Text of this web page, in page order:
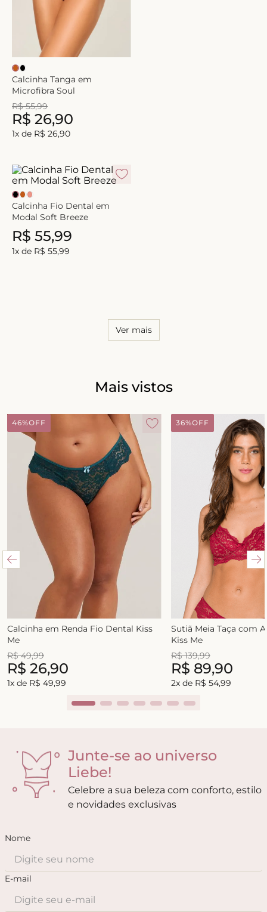
Calcinha Tanga em
Microfibra Soul
R$ 55,99
R$ 26,90
1x de R$ 26,90
Calcinha Fio Dental em
Modal Soft Breeze
R$ 55,99
1x de R$ 55,99
Ver mais
Mais vistos
46%OFF
Calcinha em Renda Fio Dental Kiss
Me
R$ 49,99
R$ 26,90
1x de R$ 49,99
36%OFF
Sutiã Meia Taça com
Kiss Me
R$ 139,99
R$ 89,90
2x de R$ 54,99
Junte-se ao universo
Liebe!
Celebre a sua beleza com conforto, estilo
e novidades exclusivas
Nome
E-mail